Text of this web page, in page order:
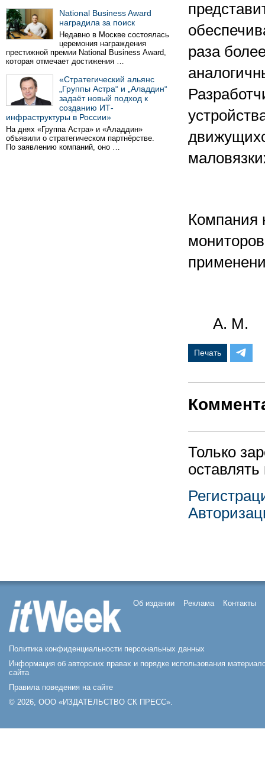
National Business Award
наградила за поиск
Недавно в Москве состоялась
церемония награждения
престижной премии National Business Award,
которая отмечает достижения …
«Стратегический альянс
„Группы Астра“ и „Аладдин“
задаёт новый подход к
созданию ИТ-
инфраструктуры в России»
На днях «Группа Астра» и «Аладдин»
объявили о стратегическом партнёрстве.
По заявлению компаний, оно …
раза
Компания
А. М.
Печать
Только
Об издании Реклама Контакты
Политика конфиденциальности персональных данных
Информация об авторских правах и порядке использования
сайта
Правила поведения на сайте
© 2026, ООО «ИЗДАТЕЛЬСТВО СК ПРЕСС».